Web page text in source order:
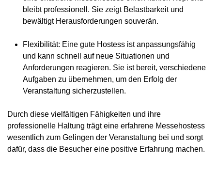
bleibt professionell. Sie zeigt Belastbarkeit und
bewältigt Herausforderungen souverän.
Flexibilität: Eine gute Hostess ist anpassungsfähig
und kann schnell auf neue Situationen und
Anforderungen reagieren. Sie ist bereit, verschiedene
Aufgaben zu übernehmen, um den Erfolg der
Veranstaltung sicherzustellen.
Durch diese vielfältigen Fähigkeiten und ihre
professionelle Haltung trägt eine erfahrene Messehostess
wesentlich zum Gelingen der Veranstaltung bei und sorgt
dafür, dass die Besucher eine positive Erfahrung machen.